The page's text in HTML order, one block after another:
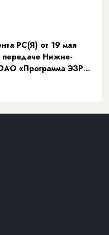
РС(Я) от 19 мая
Нижне-
«Программа ЭЗР